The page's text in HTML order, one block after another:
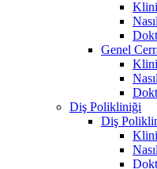
Genel
Diş Polikliniği
Diş